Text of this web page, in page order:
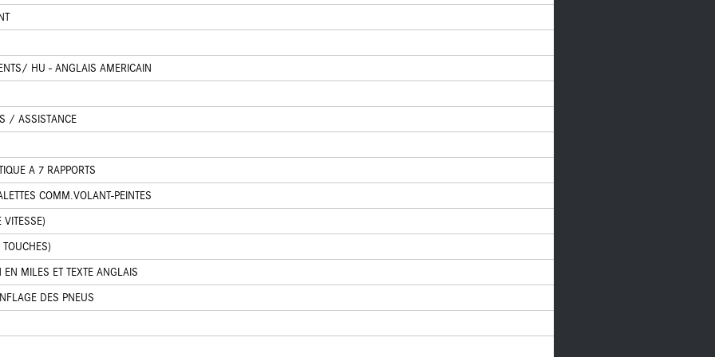
HU - ANGLAIS AMERICAIN
/ ASSISTANCE
A 7 RAPPORTS
COMM.VOLANT-PEINTES
VITESSE)
MILES ET TEXTE ANGLAIS
DES PNEUS